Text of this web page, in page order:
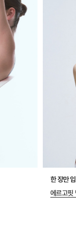
한 장만
에르고핏